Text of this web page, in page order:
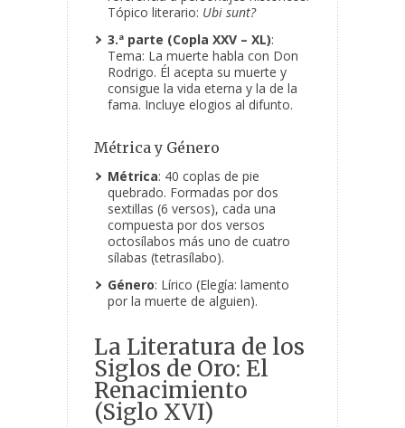
Tópico literario: Ubi sunt?
3.ª parte (Copla XXV – XL):
Tema: La muerte habla con Don
Rodrigo. Él acepta su muerte y
consigue la vida eterna y la de la
fama. Incluye elogios al difunto.
Métrica y Género
Métrica: 40 coplas de pie
quebrado. Formadas por dos
sextillas (6 versos), cada una
compuesta por dos versos
octosílabos más uno de cuatro
sílabas (tetrasílabo).
Género: Lírico (Elegía: lamento
por la muerte de alguien).
La Literatura de los
Siglos de Oro: El
Renacimiento
(Siglo XVI)